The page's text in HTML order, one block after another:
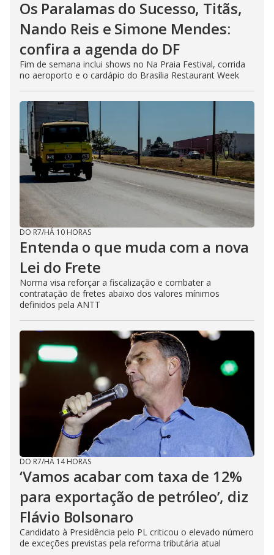
Os Paralamas do Sucesso, Titãs,
Nando Reis e Simone Mendes:
confira a agenda do DF
Fim de semana inclui shows no Na Praia Festival, corrida
no aeroporto e o cardápio do Brasília Restaurant Week
DO R7/HÁ 10 HORAS
Entenda o que muda com a nova
Lei do Frete
Norma visa reforçar a fiscalização e combater a
contratação de fretes abaixo dos valores mínimos
definidos pela ANTT
DO R7/HÁ 14 HORAS
‘Vamos acabar com taxa de 12%
para exportação de petróleo’, diz
Flávio Bolsonaro
Candidato à Presidência pelo PL criticou o elevado número
de exceções previstas pela reforma tributária atual